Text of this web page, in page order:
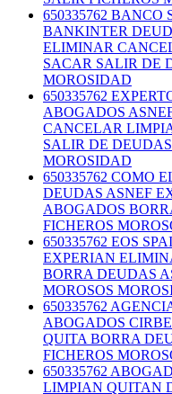
650335762
BANKINTER
ELIMINAR
SACAR SALIR DE
MOROSIDAD
650335762
ABOGADOS
CANCELAR
SALIR DE
MOROSIDAD
650335762 COMO
DEUDAS ASNEF
ABOGADOS
FICHEROS
650335762 EOS
EXPERIAN
BORRA DEUDAS
MOROSOS
650335762
ABOGADOS
QUITA BORRA
FICHEROS
650335762
LIMPIAN QUITAN